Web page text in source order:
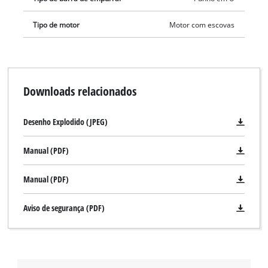
Tipo de motor Motor com escovas
Downloads relacionados
Desenho Explodido (JPEG)
Manual (PDF)
Manual (PDF)
Aviso de segurança (PDF)